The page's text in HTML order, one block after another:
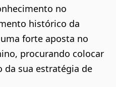
no
histórico da
forte aposta no
procurando colocar
sua estratégia de